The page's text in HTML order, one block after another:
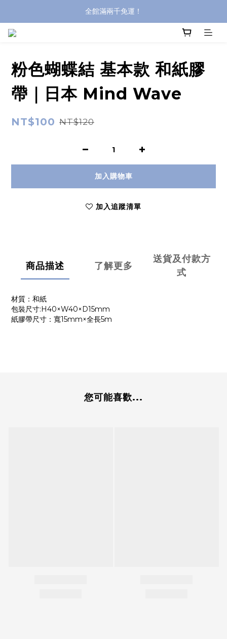
全館滿兩千免運！
全館滿兩千免運！
粉色蝴蝶結 基本款 和紙膠
帶｜日本 Mind Wave
NT$100 NT$120
加入購物車
加入追蹤清單
商品描述 了解更多
送貨及付款方
式
材質：和紙
包裝尺寸:H40×W40×D15mm
紙膠帶尺寸：寬15mm×全長5m
您可能喜歡...